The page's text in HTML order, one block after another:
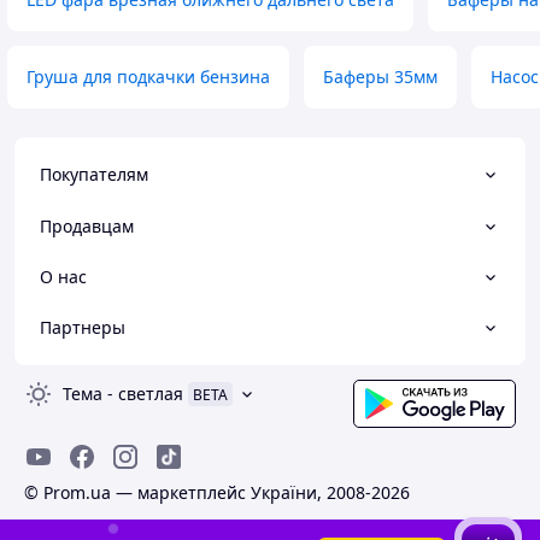
Груша для подкачки бензина Баферы 35мм
Покупателям
Продавцам
О нас
Партнеры
Тема - светлая BETA
© Prom.ua — маркетплейс України, 2008-2026